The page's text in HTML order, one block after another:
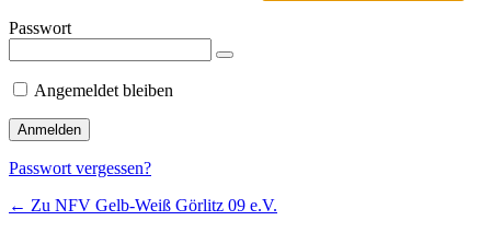
Passwort
Angemeldet bleiben
Passwort vergessen?
← Zu NFV Gelb-Weiß Görlitz 09 e.V.